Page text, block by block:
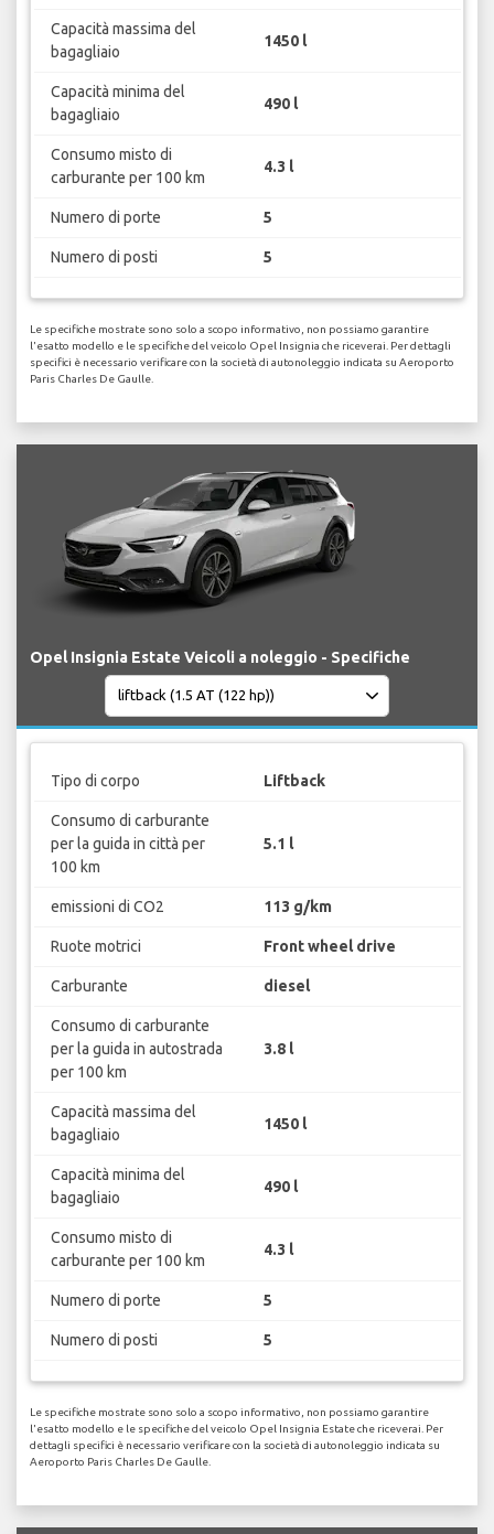
Capacità massima del
bagagliaio
1450 l
Capacità minima del
bagagliaio
490 l
Consumo misto di
carburante per 100 km
4.3 l
Numero di porte 5
Numero di posti 5
Le specifiche mostrate sono solo a scopo informativo, non possiamo garantire
l'esatto modello e le specifiche del veicolo Opel Insignia che riceverai. Per dettagli
specifici è necessario verificare con la società di autonoleggio indicata su Aeroporto
Paris Charles De Gaulle.
Opel Insignia Estate Veicoli a noleggio - Specifiche
Tipo di corpo Liftback
Consumo di carburante
per la guida in città per
100 km
5.1 l
emissioni di CO2 113 g/km
Ruote motrici Front wheel drive
Carburante diesel
Consumo di carburante
per la guida in autostrada
per 100 km
3.8 l
Capacità massima del
bagagliaio
1450 l
Capacità minima del
bagagliaio
490 l
Consumo misto di
carburante per 100 km
4.3 l
Numero di porte 5
Numero di posti 5
Le specifiche mostrate sono solo a scopo informativo, non possiamo garantire
l'esatto modello e le specifiche del veicolo Opel Insignia Estate che riceverai. Per
dettagli specifici è necessario verificare con la società di autonoleggio indicata su
Aeroporto Paris Charles De Gaulle.